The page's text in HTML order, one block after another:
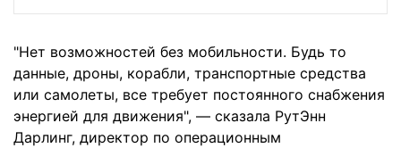
"Нет возможностей без мобильности. Будь то
данные, дроны, корабли, транспортные средства
или самолеты, все требует постоянного снабжения
энергией для движения", — сказала РутЭнн
Дарлинг, директор по операционным